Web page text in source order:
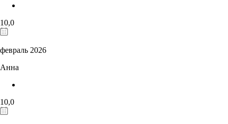
10,0
февраль 2026
Анна
10,0